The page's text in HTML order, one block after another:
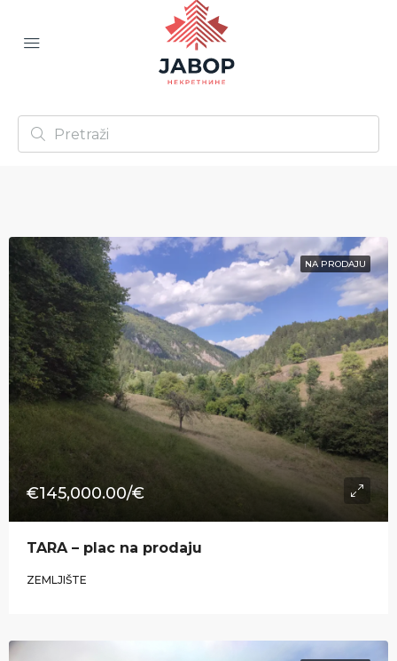
NA PRODAJU
€145,000.00/€
​TARA – plac na prodaju
ZEMLJIŠTE